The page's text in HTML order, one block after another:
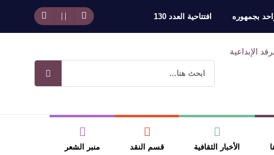
بجمهوره افتتاحية العدد 130
وسلطة الجائزة
الأخبار الثقافية قسم النقد منبر الشعر